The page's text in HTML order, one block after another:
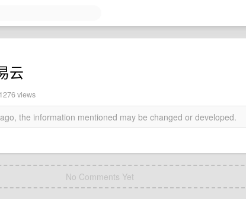
云
views
the information mentioned may be changed or developed.
No Comments Yet